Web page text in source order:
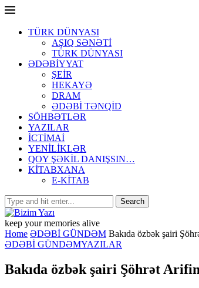
TÜRK DÜNYASI
AŞIQ SƏNƏTİ
TÜRK DÜNYASI
ƏDƏBİYYAT
ŞEİR
HEKAYƏ
DRAM
ƏDƏBİ TƏNQİD
SÖHBƏTLƏR
YAZILAR
İCTİMAİ
YENİLİKLƏR
QOY ŞƏKİL DANIŞSIN…
KİTABXANA
E-KİTAB
keep your memories alive
Home ƏDƏBİ GÜNDƏM Bakıda özbək şairi
ƏDƏBİ GÜNDƏMYAZILAR
Bakıda özbək şairi Şöhrət